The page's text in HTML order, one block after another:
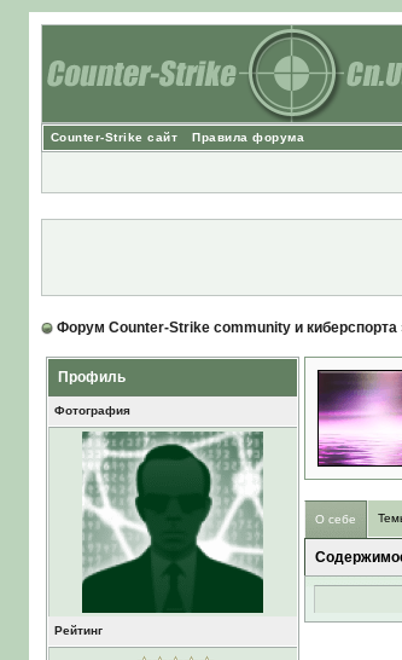
Counter-Strike сайт Правила форума
Форум Counter-Strike community и киберспорта
Профиль
Фотография
Рейтинг
О себе